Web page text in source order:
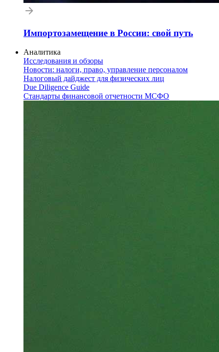
Импортозамещение в России: свой путь
Аналитика
Исследования и обзоры
Новости: налоги, право, управление персоналом
Налоговый дайджест для физических лиц
Due Diligence Guide
Стандарты финансовой отчетности МСФО